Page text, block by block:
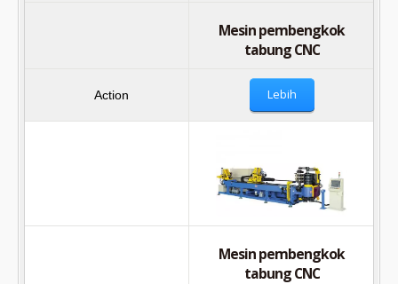
Mesin pembengkok
tabung CNC
Lebih
Mesin pembengkok
tabung CNC